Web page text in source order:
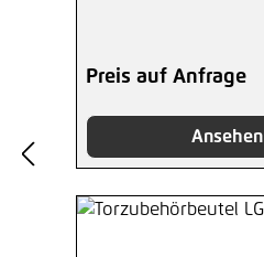
Preis auf Anfrage
Ansehen